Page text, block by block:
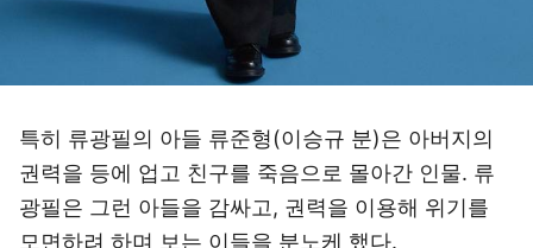
특히 류광필의 아들 류준형(이승규 분)은 아버지의
권력을 등에 업고 친구를 죽음으로 몰아간 인물. 류
광필은 그런 아들을 감싸고, 권력을 이용해 위기를
모면하려 하며 보는 이들을 분노케 했다.